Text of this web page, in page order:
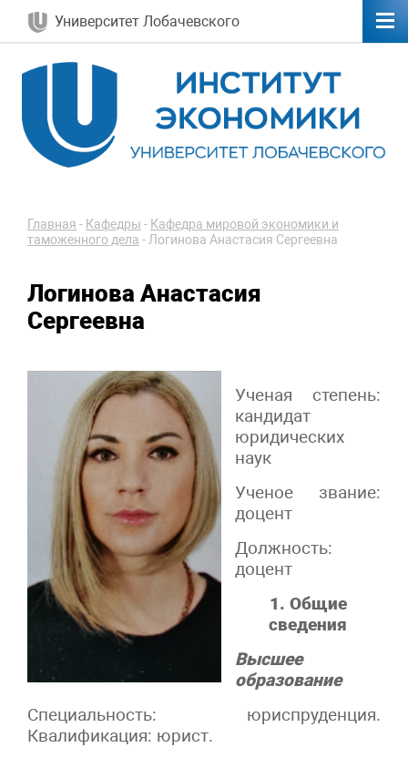
Университет Лобачевского
Главная - Кафедры - Кафедра мировой экономики и
таможенного дела -Логинова Анастасия Сергеевна
Логинова Анастасия
Сергеевна
Ученая степень:
кандидат
юридических
наук
Ученое звание:
доцент
Должность:
доцент
1. Общие
сведения
Высшее
образование
Специальность: юриспруденция.
Квалификация: юрист.